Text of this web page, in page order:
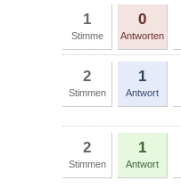
1
Stimme
0
Antworten
2
Stimmen
1
Antwort
2
Stimmen
1
Antwort